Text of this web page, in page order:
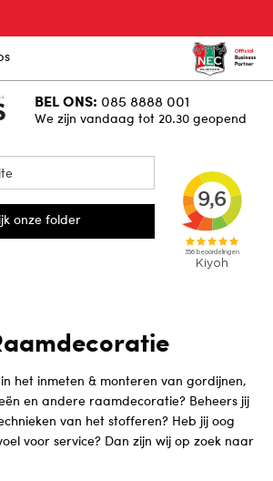
BEL ONS: 085 8888 001
We zijn vandaag tot 20.30 geopend
onze folder
het inmeten & monteren van gordijnen,
en andere raamdecoratie? Beheers jij
van het stofferen? Heb jij oog
voor service? Dan zijn wij op zoek naar